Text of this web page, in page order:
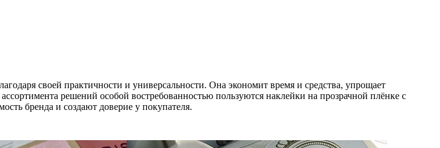
своей практичности и универсальности. Она экономит время и средства, упрощает
решений особой востребованностью пользуются наклейки на прозрачной плёнке с
бренда и создают доверие у покупателя.